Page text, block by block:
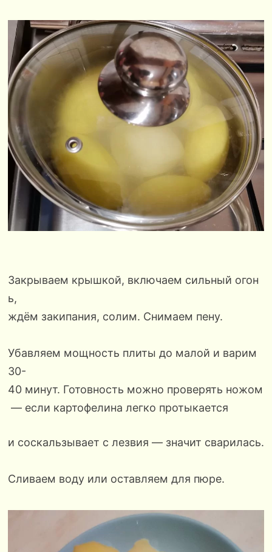
Закрываем крышкой, включаем сильный огон
ь,
ждём закипания, солим. Снимаем пену.
Убавляем мощность плиты до малой и варим
30-
40 минут. Готовность можно проверять ножом
— если картофелина легко протыкается
и соскальзывает с лезвия — значит сварилась.
Сливаем воду или оставляем для пюре.